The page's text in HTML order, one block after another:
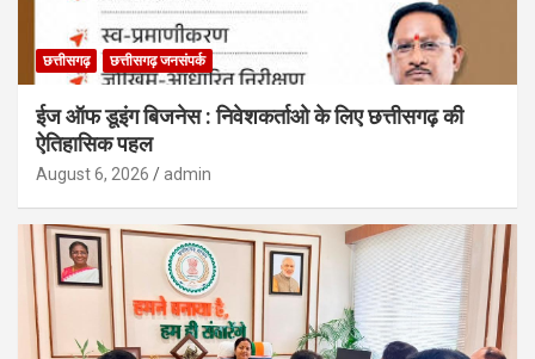
छत्तीसगढ़ छत्तीसगढ़ जनसंपर्क
ईज ऑफ डूइंग बिजनेस : निवेशकर्ताओ के लिए छत्तीसगढ़ की
ऐतिहासिक पहल
August 6, 2026 admin